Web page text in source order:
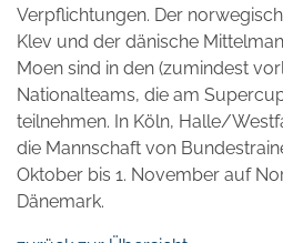
Verpflichtungen. Der
Klev und der dänische
Moen sind in den (zumindest
Nationalteams, die am
teilnehmen. In Köln, Halle/
die Mannschaft von
Oktober bis 1. November auf
Dänemark.